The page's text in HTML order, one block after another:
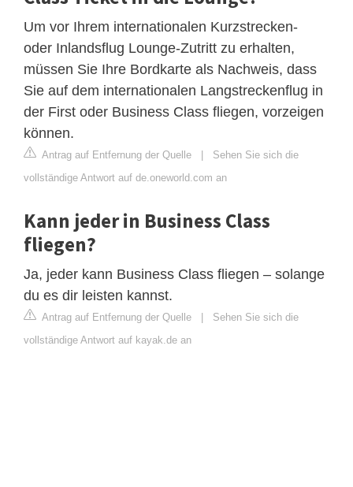
Um vor Ihrem internationalen Kurzstrecken-
oder Inlandsflug Lounge-Zutritt zu erhalten,
müssen Sie Ihre Bordkarte als Nachweis, dass
Sie auf dem internationalen Langstreckenflug in
der First oder Business Class fliegen, vorzeigen
können.
Antrag auf Entfernung der Quelle | Sehen Sie sich die
vollständige Antwort auf de.oneworld.com an
Kann jeder in Business Class
fliegen?
Ja, jeder kann Business Class fliegen – solange
du es dir leisten kannst.
Antrag auf Entfernung der Quelle | Sehen Sie sich die
vollständige Antwort auf kayak.de an